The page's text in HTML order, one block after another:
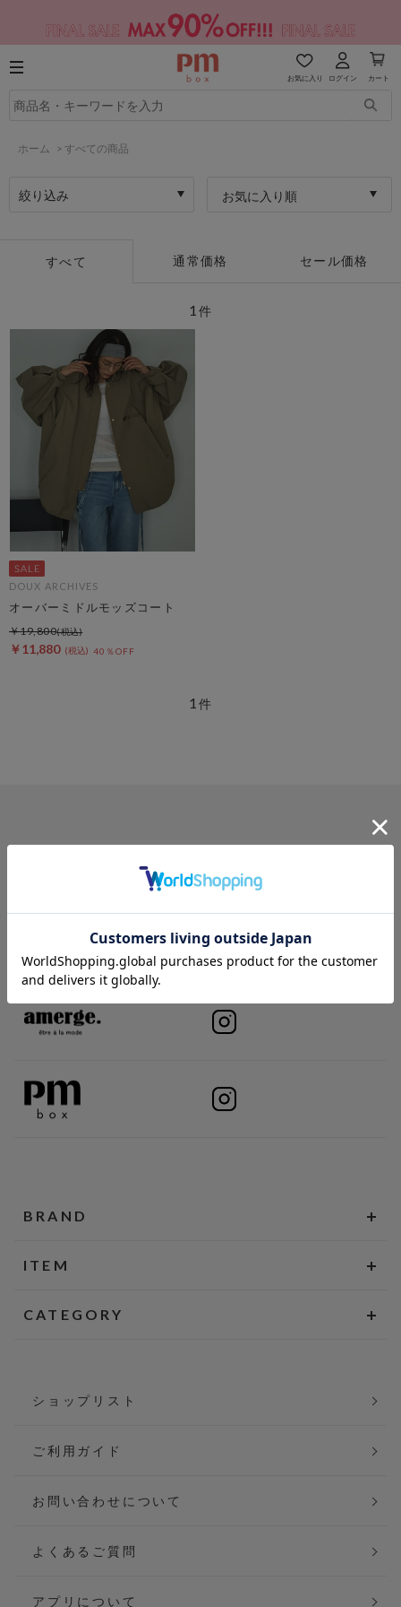
お気に入り ログイン カート
ホーム > すべての商品
絞り込み お気に入り順
すべて 通常価格 セール価格
1 件
DOUX ARCHIVES
オーバーミドルモッズコート
￥11,880 40％OFF
￥19,800
1 件
BRAND
ITEM
CATEGORY
ショップリスト
ご利用ガイド
お問い合わせについて
よくあるご質問
アプリについて